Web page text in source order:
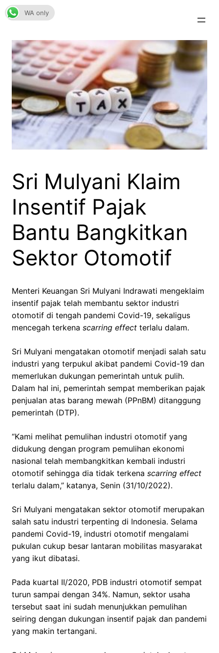
Skip
to
Sri Mulyani Klaim
Insentif Pajak
Bantu Bangkitkan
Sektor Otomotif
Menteri Keuangan Sri Mulyani Indrawati mengeklaim
insentif pajak telah membantu sektor industri
otomotif di tengah pandemi Covid-19, sekaligus
mencegah terkena scarring effect terlalu dalam.
Sri Mulyani mengatakan otomotif menjadi salah satu
industri yang terpukul akibat pandemi Covid-19 dan
memerlukan dukungan pemerintah untuk pulih.
Dalam hal ini, pemerintah sempat memberikan pajak
penjualan atas barang mewah (PPnBM) ditanggung
pemerintah (DTP).
“Kami melihat pemulihan industri otomotif yang
didukung dengan program pemulihan ekonomi
nasional telah membangkitkan kembali industri
otomotif sehingga dia tidak terkena scarring effect
terlalu dalam,” katanya, Senin (31/10/2022).
Sri Mulyani mengatakan sektor otomotif merupakan
salah satu industri terpenting di Indonesia. Selama
pandemi Covid-19, industri otomotif mengalami
pukulan cukup besar lantaran mobilitas masyarakat
yang ikut dibatasi.
Pada kuartal II/2020, PDB industri otomotif sempat
turun sampai dengan 34%. Namun, sektor usaha
tersebut saat ini sudah menunjukkan pemulihan
seiring dengan dukungan insentif pajak dan pandemi
yang makin tertangani.
WA only